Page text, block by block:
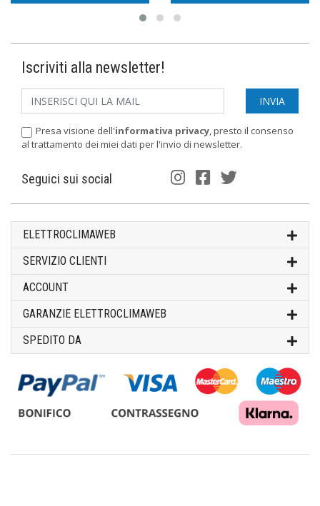
Iscriviti alla newsletter!
Presa visione dell'informativa privacy, presto il consenso
al trattamento dei miei dati per l'invio di newsletter.
Seguici sui social
ELETTROCLIMAWEB
SERVIZIO CLIENTI
ACCOUNT
GARANZIE ELETTROCLIMAWEB
SPEDITO DA